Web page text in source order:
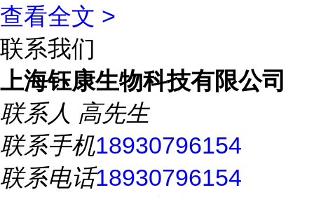
查看全文 >
联系我们
上海钰康生物科技有限公司
联系人 高先生
联系手机18930796154
联系电话18930796154